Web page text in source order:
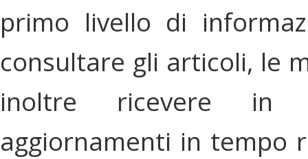
primo livello di
consultare gli articoli, le
inoltre ricevere in
aggiornamenti in tempo